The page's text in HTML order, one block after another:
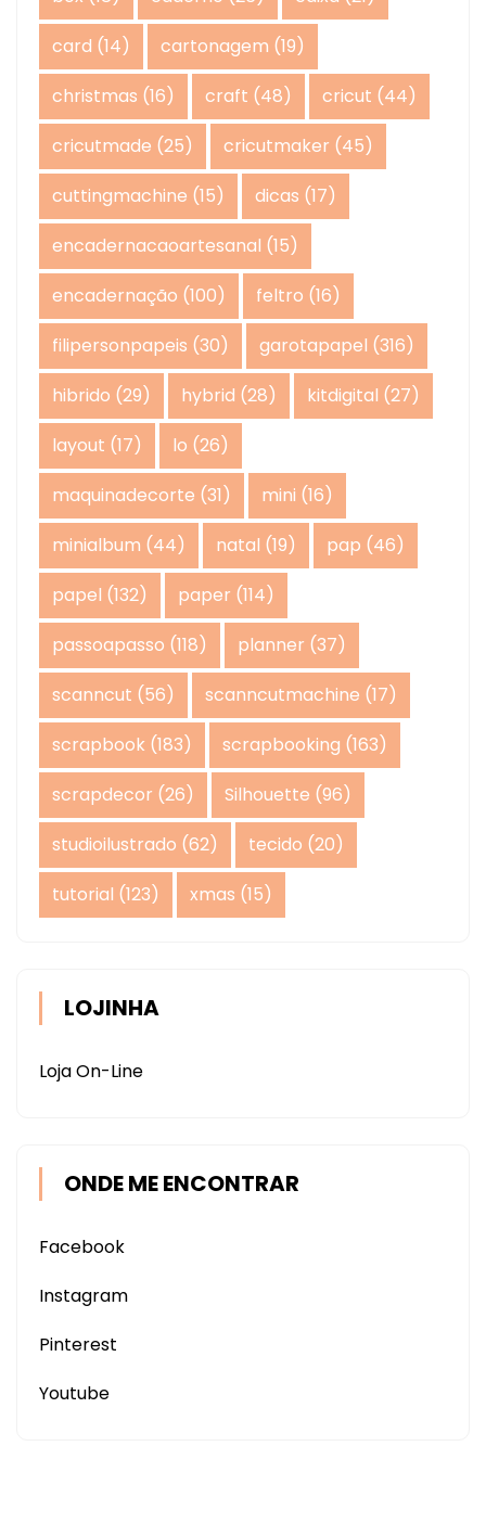
card (14) cartonagem (19)
christmas (16) craft (48) cricut (44)
cricutmade (25) cricutmaker (45)
cuttingmachine (15) dicas (17)
encadernacaoartesanal (15)
encadernação (100) feltro (16)
filipersonpapeis (30) garotapapel (316)
hibrido (29) hybrid (28) kitdigital (27)
layout (17) lo (26)
maquinadecorte (31) mini (16)
minialbum (44) natal (19) pap (46)
papel (132) paper (114)
passoapasso (118) planner (37)
scanncut (56) scanncutmachine (17)
scrapbook (183) scrapbooking (163)
scrapdecor (26) Silhouette (96)
studioilustrado (62) tecido (20)
tutorial (123) xmas (15)
LOJINHA
Loja On-Line
ONDE ME ENCONTRAR
Facebook
Instagram
Pinterest
Youtube